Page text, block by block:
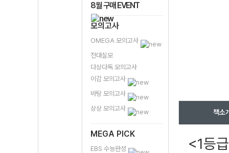
8월 구매 EVENT
모의고사
OMEGA 모의고사
전대실모
다상다독 모의고사
이감 모의고사
바탕 모의고사
상상 모의고사
MEGA PICK
EBS 수능완성
책소
<1등